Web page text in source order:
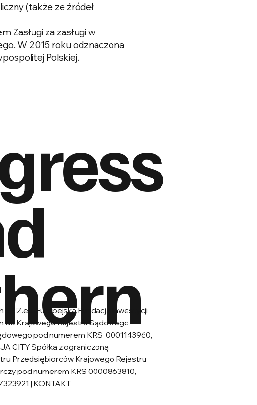
(także ze źródeł
Zasługi za zasługi w
W 2015 roku odznaczona
Polskiej.
Europejska Fundacja Inwestycji
do Krajowego Rejestru Sądowego
pod numerem KRS 0001143960,
CITY Spółka z ograniczoną
Przedsiębiorców Krajowego Rejestru
pod numerem KRS 0000863810,
| KONTAKT